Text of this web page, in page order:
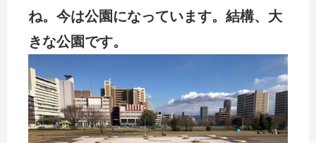
ね。今は公園になっています。結構、大
きな公園です。